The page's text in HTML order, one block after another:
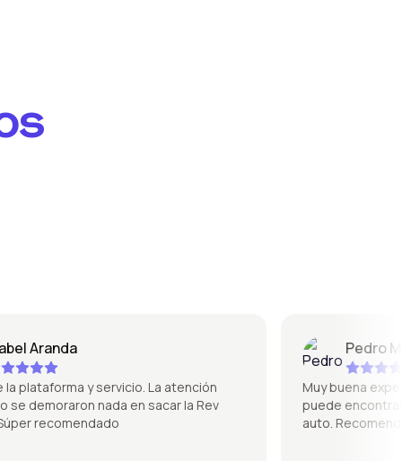
Aranda
y servicio. La atención
nada en sacar la Rev
recomendado
Pedro
Muy buena
puede encontrar
auto. Recomendado